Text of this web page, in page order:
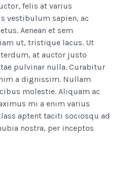
felis at varius
vestibulum sapien, ac
Aenean et sem
ut, tristique lacus. Ut
at auctor justo
pulvinar nulla. Curabitur
a dignissim. Nullam
molestie. Aliquam ac
mi a enim varius
aptent taciti sociosqu ad
nostra, per inceptos